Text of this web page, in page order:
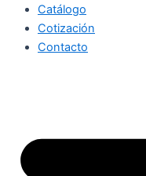
Catálogo
Cotización
Contacto